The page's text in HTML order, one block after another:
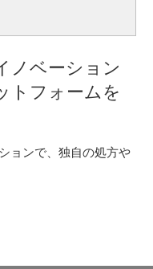
ノベーション
トフォームを
ョンで、独自の処方や